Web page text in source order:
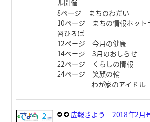
ル開催
8ページ まちのわだい
10ページ まちの情報ホッ
習ひろば
12ページ 今月の健康
14ページ 3月のおしらせ
22ページ くらしの情報
24ページ 笑顔の輪
わが家のアイドル
広報さよう 2018年2月